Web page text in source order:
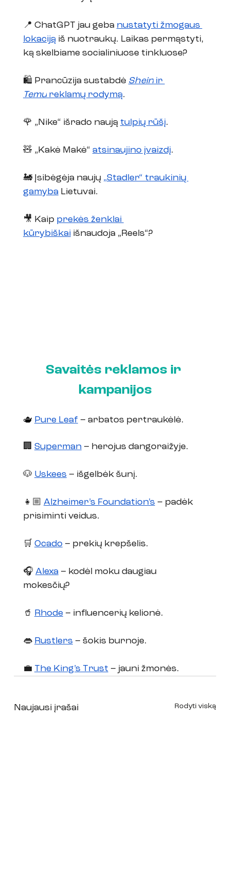
📍 ChatGPT jau geba nustatyti žmogaus
lokaciją iš nuotraukų. Laikas permąstyti,
ką skelbiame socialiniuose tinkluose?
🛍️ Prancūzija sustabdė Shein ir
Temu reklamų rodymą.
🌹 „Nike“ išrado naują tulpių rūšį.
🧸 „Kakė Makė“ atsinaujino įvaizdį.
🚂 Įsibėgėja naujų „Stadler“ traukinių
gamyba Lietuvai.
🎥 Kaip prekės ženklai
kūrybiškai išnaudoja „Reels“?
Savaitės reklamos ir
kampanijos
🫖 Pure Leaf – arbatos pertraukėlė.
🏢 Superman – herojus dangoraižyje.
🐶 Uskees – išgelbėk šunį.
👧🏼 Alzheimer’s Foundation’s – padėk
prisiminti veidus.
🛒 Ocado – prekių krepšelis.
🎧 Alexa – kodėl moku daugiau
mokesčių?
🥤 Rhode – influencerių kelionė.
👄 Rustlers – šokis burnoje.
💼 The King’s Trust – jauni žmonės.
Naujausi įrašai Rodyti viską